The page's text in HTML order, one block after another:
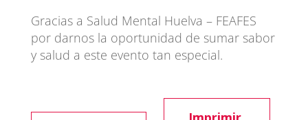
Gracias a Salud Mental Huelva – FEAFES
por darnos la oportunidad de sumar sabor
y salud a este evento tan especial.